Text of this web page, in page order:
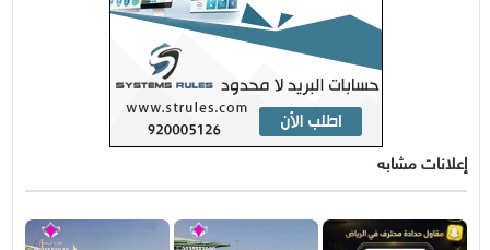
إعلانات مشابه